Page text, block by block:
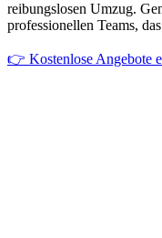
reibungslosen Umzug.
professionellen Teams,
👉 Kostenlose Angebote